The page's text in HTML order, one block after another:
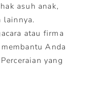
asuh anak,
lainnya.
atau firma
Anda
yang